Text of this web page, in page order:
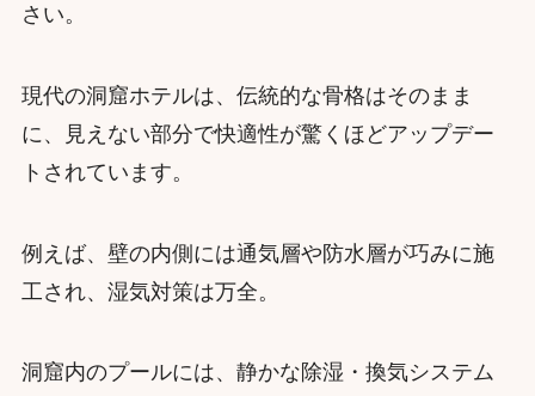
さい。
現代の洞窟ホテルは、伝統的な骨格はそのまま
に、見えない部分で快適性が驚くほどアップデー
トされています。
例えば、壁の内側には通気層や防水層が巧みに施
工され、湿気対策は万全。
洞窟内のプールには、静かな除湿・換気システム